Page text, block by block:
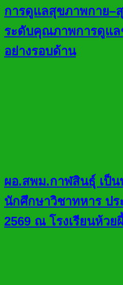
การดูแลสุขภาพกาย–
ระดับคุณภาพการดูแล
อย่างรอบด้าน
ผอ.สพม.กาฬสินธุ์ เป็น
นักศึกษาวิชาทหาร ปร
2569 ณ โรงเรียนห้วย